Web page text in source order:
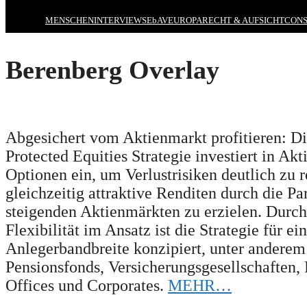
MENSCHENINTERVIEWSEbAVEUROPARECHT & AUFSICHT
Berenberg Overlay
Abgesichert vom Aktienmarkt profitieren:
Protected Equities Strategie investiert in
Optionen ein, um Verlustrisiken deutlich zu
gleichzeitig attraktive Renditen durch die
steigenden Aktienmärkten zu erzielen.
Flexibilität im Ansatz ist die Strategie für
Anlegerbandbreite konzipiert, unter
Pensionsfonds,
Offices und Corporates. MEHR…